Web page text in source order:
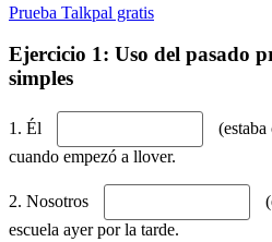
Prueba Talkpal gratis
Ejercicio 1: Uso del pasado
simples
1. Él
cuando empezó a llover.
2. Nosotros
escuela ayer por la tarde.